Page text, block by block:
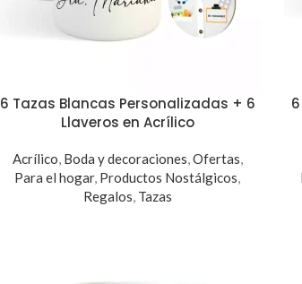
6 Tazas Blancas Personalizadas + 6
Llaveros en Acrílico
Acrílico, Boda y decoraciones,Ofertas,
Para el hogar, Productos Nostálgicos,
Regalos, Tazas